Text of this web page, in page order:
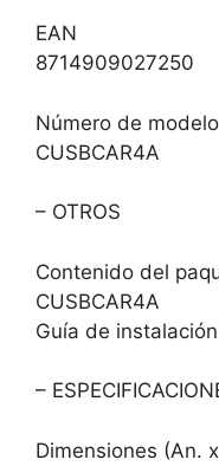
EAN
8714909027250
Número de modelo
CUSBCAR4A
– OTROS
Contenido del
CUSBCAR4A
Guía de
–
Dimensiones (An.